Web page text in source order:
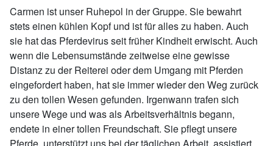
Carmen ist unser Ruhepol in der Gruppe. Sie bewahrt
stets einen kühlen Kopf und ist für alles zu haben. Auch
sie hat das Pferdevirus seit früher Kindheit erwischt. Auch
wenn die Lebensumstände zeitweise eine gewisse
Distanz zu der Reiterei oder dem Umgang mit Pferden
eingefordert haben, hat sie immer wieder den Weg zurück
zu den tollen Wesen gefunden. Irgenwann trafen sich
unsere Wege und was als Arbeitsverhältnis begann,
endete in einer tollen Freundschaft. Sie pflegt unsere